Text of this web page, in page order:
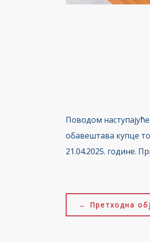
Поводом
обавештава купце
21.04.2025. године.
← Претходна